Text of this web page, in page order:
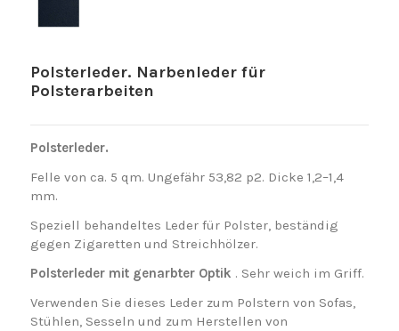
Polsterleder. Narbenleder für
Polsterarbeiten
Polsterleder.
Felle von ca. 5 qm. Ungefähr 53,82 p2. Dicke 1,2–1,4
mm.
Speziell behandeltes Leder für Polster, beständig
gegen Zigaretten und Streichhölzer.
Polsterleder mit genarbter Optik . Sehr weich im Griff.
Verwenden Sie dieses Leder zum Polstern von Sofas,
Stühlen, Sesseln und zum Herstellen von